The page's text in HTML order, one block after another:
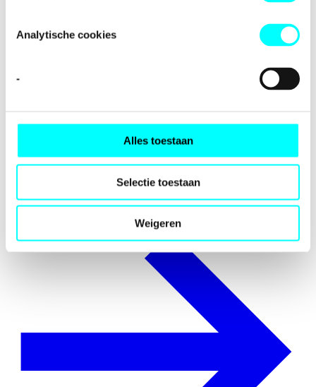
Analytische cookies
-
Alles toestaan
Selectie toestaan
Weigeren
Internationalisation